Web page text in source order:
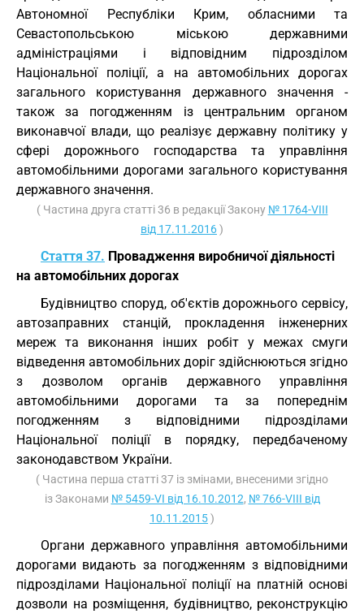
Автономної Республіки Крим, обласними та
Севастопольською міською державними
адміністраціями і відповідним підрозділом
Національної поліції, а на автомобільних дорогах
загального користування державного значення -
також за погодженням із центральним органом
виконавчої влади, що реалізує державну політику у
сфері дорожнього господарства та управління
автомобільними дорогами загального користування
державного значення.
( Частина друга статті 36 в редакції Закону № 1764-VIII
від 17.11.2016)
Стаття 37. Провадження виробничої діяльності
на автомобільних дорогах
Будівництво споруд, об'єктів дорожнього сервісу,
автозаправних станцій, прокладення інженерних
мереж та виконання інших робіт у межах смуги
відведення автомобільних доріг здійснюються згідно
з дозволом органів державного управління
автомобільними дорогами та за попереднім
погодженням з відповідними підрозділами
Національної поліції в порядку, передбаченому
законодавством України.
( Частина перша статті 37 із змінами, внесеними згідно
із Законами № 5459-VI від 16.10.2012, № 766-VIII від
10.11.2015)
Органи державного управління автомобільними
дорогами видають за погодженням з відповідними
підрозділами Національної поліції на платній основі
дозволи на розміщення, будівництво, реконструкцію